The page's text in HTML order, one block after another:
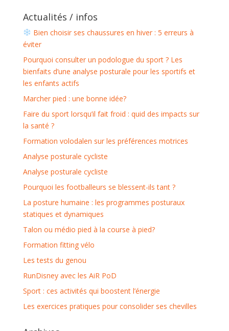
Actualités / infos
Bien choisir ses chaussures en hiver : 5 erreurs à
éviter
Pourquoi consulter un podologue du sport ? Les
bienfaits d’une analyse posturale pour les sportifs et
les enfants actifs
Marcher pied : une bonne idée?
Faire du sport lorsqu’il fait froid : quid des impacts sur
la santé ?
Formation volodalen sur les préférences motrices
Analyse posturale cycliste
Analyse posturale cycliste
Pourquoi les footballeurs se blessent-ils tant ?
La posture humaine : les programmes posturaux
statiques et dynamiques
Talon ou médio pied à la course à pied?
Formation fitting vélo
Les tests du genou
RunDisney avec les AiR PoD
Sport : ces activités qui boostent l’énergie
Les exercices pratiques pour consolider ses chevilles